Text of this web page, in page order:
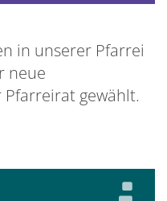
in unserer Pfarrei
neue
gewählt.